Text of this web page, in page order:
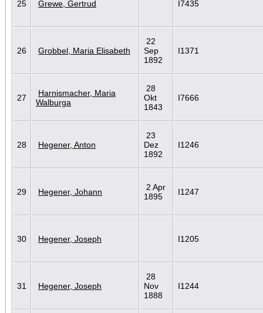
25 Grewe, Gertrud I7435
26 Grobbel, Maria Elisabeth
22
Sep
1892
I1371
27
Harnismacher, Maria
Walburga
28
Okt
1843
I7666
28 Hegener, Anton
23
Dez
1892
I1246
29 Hegener, Johann
2 Apr
1895
I1247
30 Hegener, Joseph I1205
31 Hegener, Joseph
28
Nov
1888
I1244